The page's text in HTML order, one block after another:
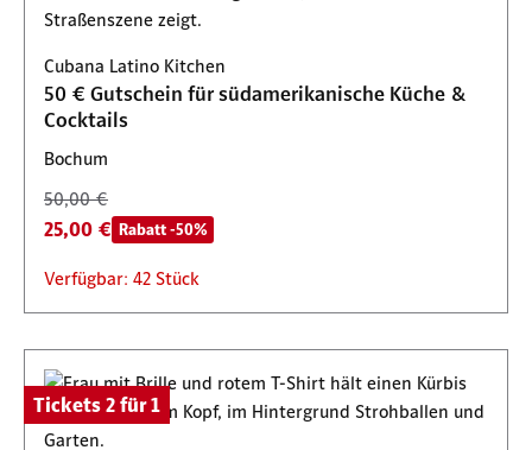
Cubana Latino Kitchen
50 € Gutschein für südamerikanische Küche &
Cocktails
Bochum
50,00 €
25,00 € Rabatt -50%
Verfügbar: 42 Stück
Tickets 2 für 1